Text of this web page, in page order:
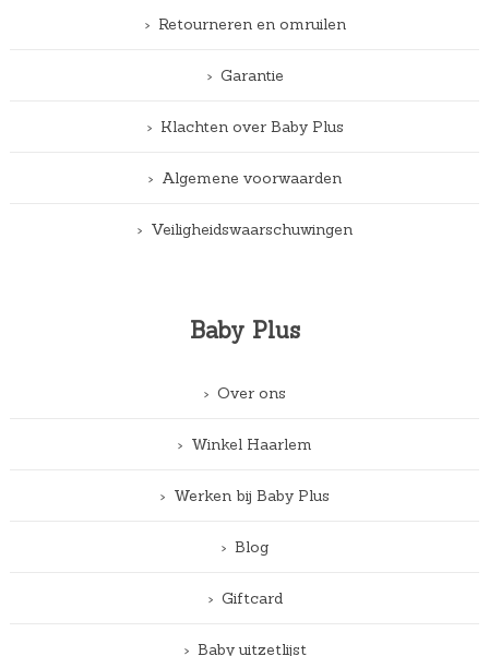
Retourneren en omruilen
Garantie
Klachten over Baby Plus
Algemene voorwaarden
Veiligheidswaarschuwingen
Baby Plus
Over ons
Winkel Haarlem
Werken bij Baby Plus
Blog
Giftcard
Baby uitzetlijst